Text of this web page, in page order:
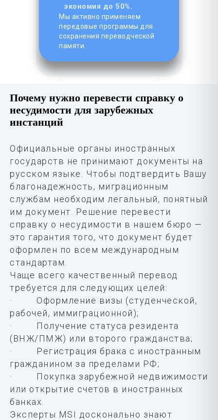
экономия до 50%.
Мы активно применяем
передовые программы для
сохранения переводческой
памяти.
Почему нужно перевести справку о
несудимости для зарубежных
инстанций
Официальные органы иностранных
государств не принимают документы на
русском языке. Чтобы подтвердить Вашу
благонадежность, миграционным
службам необходим легальный, понятный
им документ. Решение перевести
справку о несудимости в нашем бюро —
это гарантия того, что документ будет
оформлен по всем международным
стандартам.
Чаще всего качественный перевод
требуется для следующих целей:
· Оформление визы (студенческой,
рабочей, иммиграционной);
· Получение статуса резидента
(ВНЖ/ПМЖ) или второго гражданства;
· Регистрация брака с иностранным
гражданином за пределами РФ;
· Покупка зарубежной недвижимости
или открытие счетов в иностранных
банках.
Эксперты MSI досконально знают